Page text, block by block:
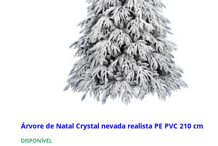
Árvore de Natal Crystal nevada realista PE PVC 210 cm
DISPONÍVEL